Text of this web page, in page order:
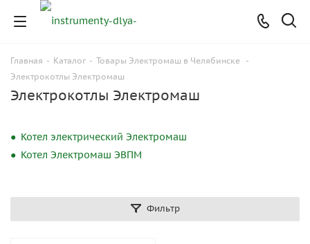
Главная - Каталог - Товары Электромаш в Челябинске -
Электрокотлы Электромаш
Электрокотлы Электромаш
Котел электрический Электромаш
Котел Электромаш ЭВПМ
Фильтр